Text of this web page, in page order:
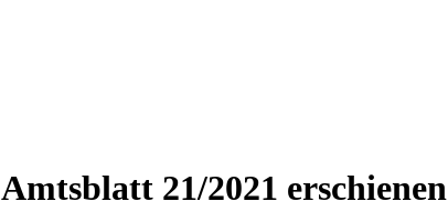
Amtsblatt 21/2021 erschienen